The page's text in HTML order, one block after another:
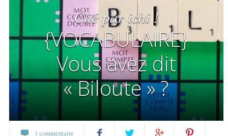
Ché par ichi !
{VOCABULAIRE}
Vous avez dit
« Biloute » ?
1 commentaire